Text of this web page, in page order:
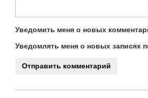
Уведомить меня о новых
Уведомлять меня о новых записях